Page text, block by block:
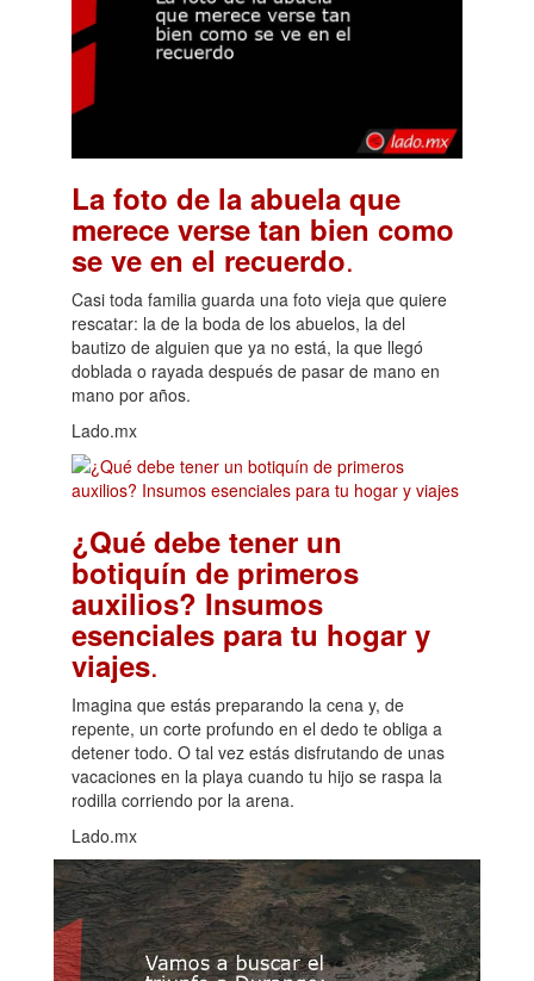
La foto de la abuela que
merece verse tan bien como
se ve en el recuerdo.
Casi toda familia guarda una foto vieja que quiere
rescatar: la de la boda de los abuelos, la del
bautizo de alguien que ya no está, la que llegó
doblada o rayada después de pasar de mano en
mano por años.
Lado.mx
¿Qué debe tener un
botiquín de primeros
auxilios? Insumos
esenciales para tu hogar y
viajes.
Imagina que estás preparando la cena y, de
repente, un corte profundo en el dedo te obliga a
detener todo. O tal vez estás disfrutando de unas
vacaciones en la playa cuando tu hijo se raspa la
rodilla corriendo por la arena.
Lado.mx